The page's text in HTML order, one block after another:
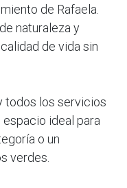
de Rafaela.
naturaleza y
de vida sin
todos los servicios
ideal para
o un
verdes.